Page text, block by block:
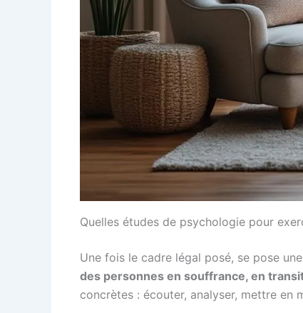
Quelles études de psychologie pour
Une fois le cadre légal posé, se pose
des personnes en souffrance, en
concrètes : écouter, analyser, mettre en